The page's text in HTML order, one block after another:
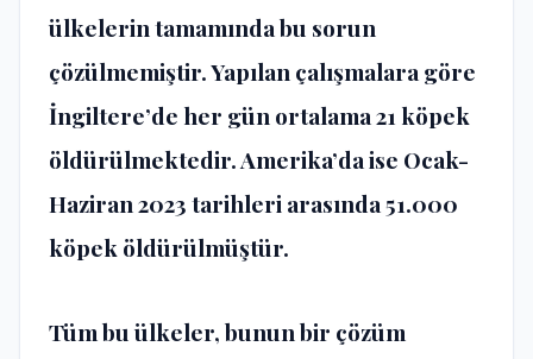
ülkelerin tamamında bu sorun
çözülmemiştir. Yapılan çalışmalara göre
İngiltere’de her gün ortalama 21 köpek
öldürülmektedir. Amerika’da ise Ocak-
Haziran 2023 tarihleri arasında 51.000
köpek öldürülmüştür.
Tüm bu ülkeler, bunun bir çözüm